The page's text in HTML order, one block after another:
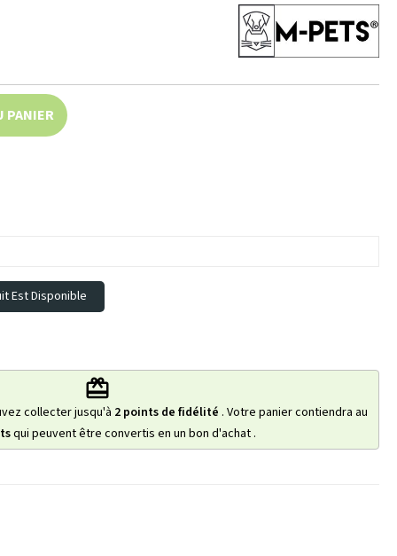
PANIER
Est Disponible
redeem
collecter jusqu'à 2points de fidélité . Votre panier contiendra au
qui peuvent être convertis en un bon d'achat .